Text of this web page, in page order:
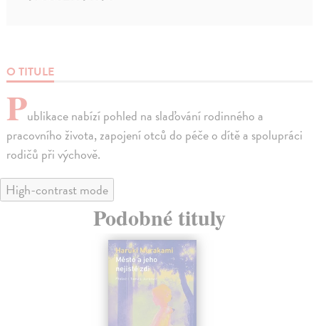
O TITULE
Publikace nabízí pohled na slaďování rodinného a
pracovního života, zapojení otců do péče o dítě a spolupráci
rodičů při výchově.
High-contrast mode
Podobné tituly